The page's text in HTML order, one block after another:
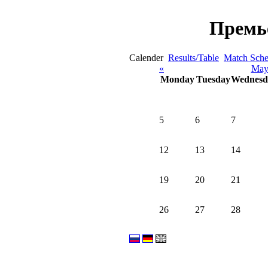
Calender Results/Table Match
«
Monday Tuesday
5 6 7
12 13 14
19 20 21
26 27 28